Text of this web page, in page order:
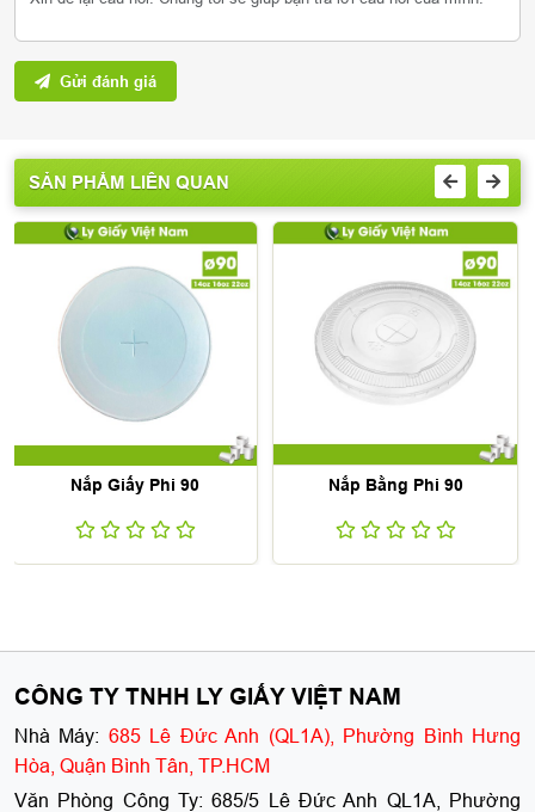
Gửi đánh giá
SẢN PHẨM LIÊN QUAN
Nắp Bằng Phi 90 Nắp Bằng Phi 75
CÔNG TY TNHH LY GIẤY VIỆT NAM
Nhà Máy: 685 Lê Đức Anh (QL1A), Phường Bình Hưng
Hòa, Quận Bình Tân, TP.HCM
Văn Phòng Công Ty: 685/5 Lê Đức Anh QL1A, Phường